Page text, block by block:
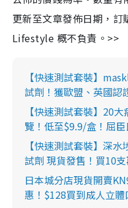
更新至文章發佈日期，
Lifestyle 概不負責。>>
【快速測試套裝】
試劑！獲歐盟、英國認
【快速測試套裝】20
覽！低至$9.9/盒！屈
【快速測試套裝】深
試劑 現貨發售！買10
日本城分店現貨開賣
惠！$128買到成人立